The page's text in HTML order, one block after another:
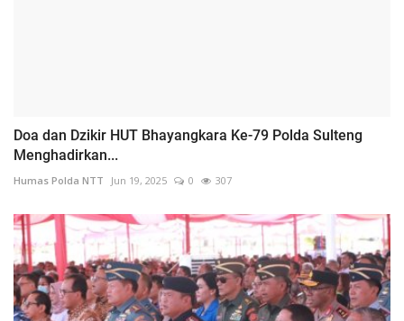
Doa dan Dzikir HUT Bhayangkara Ke-79 Polda Sulteng
Menghadirkan...
Humas Polda NTT Jun 19, 2025 0 307